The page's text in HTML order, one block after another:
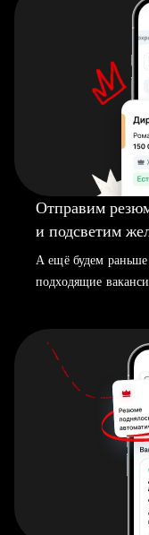
Отправим
и подсветим
А ещё будем раньше
подходящие